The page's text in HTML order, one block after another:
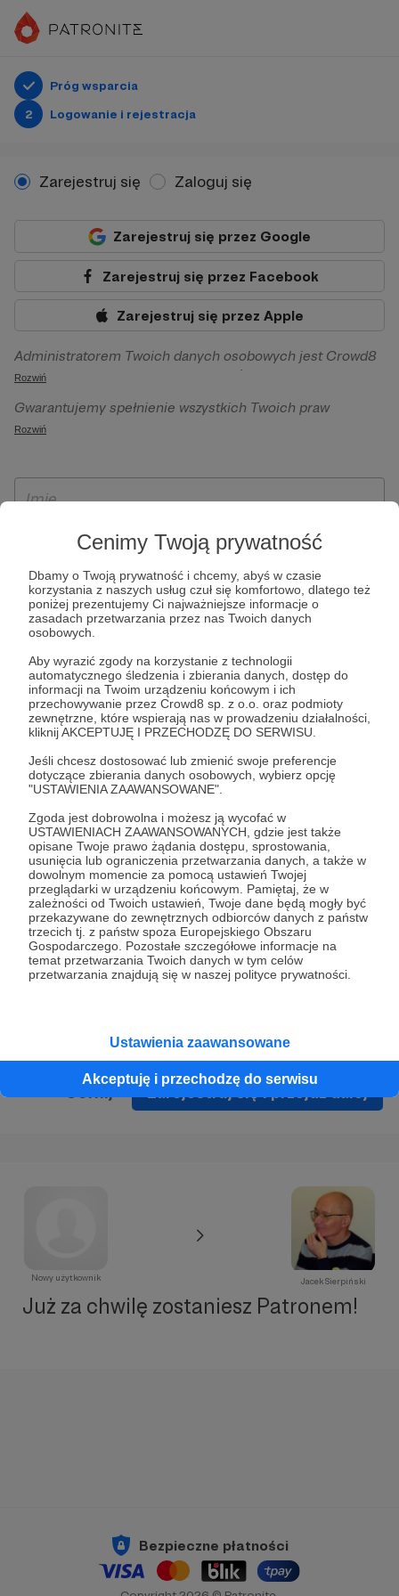
Cenimy Twoją prywatność
Dbamy o Twoją prywatność i chcemy, abyś w czasie
korzystania z naszych usług czuł się komfortowo, dlatego też
poniżej prezentujemy Ci najważniejsze informacje o
zasadach przetwarzania przez nas Twoich danych
osobowych.
Aby wyrazić zgody na korzystanie z technologii
automatycznego śledzenia i zbierania danych, dostęp do
informacji na Twoim urządzeniu końcowym i ich
przechowywanie przez Crowd8 sp. z o.o. oraz podmioty
zewnętrzne, które wspierają nas w prowadzeniu działalności,
kliknij AKCEPTUJĘ I PRZECHODZĘ DO SERWISU.
Jeśli chcesz dostosować lub zmienić swoje preferencje
dotyczące zbierania danych osobowych, wybierz opcję
"USTAWIENIA ZAAWANSOWANE".
Zgoda jest dobrowolna i możesz ją wycofać w
USTAWIENIACH ZAAWANSOWANYCH, gdzie jest także
opisane Twoje prawo żądania dostępu, sprostowania,
usunięcia lub ograniczenia przetwarzania danych, a także w
dowolnym momencie za pomocą ustawień Twojej
przeglądarki w urządzeniu końcowym. Pamiętaj, że w
zależności od Twoich ustawień, Twoje dane będą mogły być
przekazywane do zewnętrznych odbiorców danych z państw
trzecich tj. z państw spoza Europejskiego Obszaru
Gospodarczego. Pozostałe szczegółowe informacje na
temat przetwarzania Twoich danych w tym celów
przetwarzania znajdują się w naszej polityce prywatności.
Ustawienia zaawansowane
Akceptuję i przechodzę do serwisu
Próg wsparcia
2
Logowanie i rejestracja
Zarejestruj się Zaloguj się
Zarejestruj się przez Google
Zarejestruj się przez Facebook
Zarejestruj się przez Apple
Administratorem Twoich danych osobowych jest Crowd8
sp. z o.o. z siedziba w Warszawie, ul. Żwirki i Wigury 16, 02-
092 Warszawa. Twoje dane osobowe będą przetwarzane w
szczególności w celu wykonania umowy zawartej z Tobą, w
Patronite.pl, w tym możliwości dokonywania oraz
otrzymywania wsparcia na naszej platformie oraz
Rozwiń
Gwarantujemy spełnienie wszystkich Twoich praw
wynikających z ogólnego rozporządzenia o ochronie
ich przenoszenia, niepodlegania zautomatyzowanemu
wyrażenia sprzeciwu wobec przetwarzania Twoich danych
osobowych. Rejestracja dla osób niepełnoletnich możliwa
jest po przekazaniu podpisanego formularza "Zgodna na
założenie konta przez osobę niepełnoletnią", formularz
dostępny jest na stronie regulaminu Patronite.pl.
Rozwiń
* Zapoznałem się i akceptujęRegulaminserwisu oraz
* Wyrażam zgodę na przetwarzanie moich danych
osobowych podanych w formularzu rejestracyjnym w celu
prawidłowego świadczenia usług serwisu Patronite.
Wyrażam zgodę na otrzymywanie drogą elektroniczną
informacji handlowych - newslettera. Opcja ta może zostać
zmieniona w ustawieniach konta.
Zarejestruj się i przejdź dalej
Nowy użytkownik Jacek Sierpiński
Już za chwilę zostaniesz Patronem!
Bezpieczne płatności